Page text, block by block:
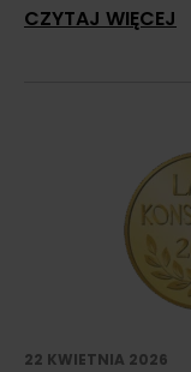
CZYTAJ WIĘCEJ
22 KWIETNIA 2026